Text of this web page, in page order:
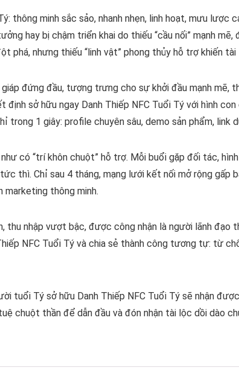
thông minh sắc sảo, nhanh nhẹn, linh hoạt, mưu lược
hay bị chậm triển khai do thiếu “cầu nối” mạnh
phá, nhưng thiếu “linh vật” phong thủy hỗ trợ khiến
đứng đầu, tượng trưng cho sự khởi đầu mạnh
sở hữu ngay Danh Thiếp NFC Tuổi Tý với hình
trong 1 giây: profile chuyên sâu, demo sản phẩm, link
có “trí khôn chuột” hỗ trợ. Mỗi buổi gặp đối tác,
thì. Chỉ sau 4 tháng, mạng lưới kết nối mở rộng gấp
marketing thông minh.
nhập vượt bậc, được công nhận là người lãnh đạo
NFC Tuổi Tý và chia sẻ thành công tương tự: từ
tuổi Tý sở hữu Danh Thiếp NFC Tuổi Tý sẽ nhận
chuột thần để dẫn đầu và đón nhận tài lộc dồi dào